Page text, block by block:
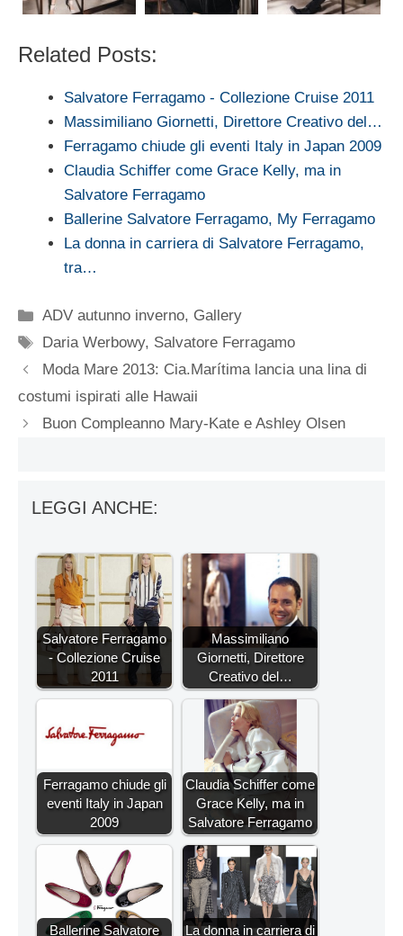
Related Posts:
Salvatore Ferragamo - Collezione Cruise 2011
Massimiliano Giornetti, Direttore Creativo del…
Ferragamo chiude gli eventi Italy in Japan 2009
Claudia Schiffer come Grace Kelly, ma in
Salvatore Ferragamo
Ballerine Salvatore Ferragamo, My Ferragamo
La donna in carriera di Salvatore Ferragamo,
tra…
Categorie
ADV autunno inverno, Gallery
Tag
Daria Werbowy, Salvatore Ferragamo
Moda Mare 2013: Cia.Marítima lancia una lina di
costumi ispirati alle Hawaii
Buon Compleanno Mary-Kate e Ashley Olsen
LEGGI ANCHE:
Salvatore Ferragamo
- Collezione Cruise
2011
Massimiliano
Giornetti, Direttore
Creativo del…
Ferragamo chiude gli
eventi Italy in Japan
2009
Claudia Schiffer come
Grace Kelly, ma in
Salvatore Ferragamo
Ballerine Salvatore
La donna in carriera di